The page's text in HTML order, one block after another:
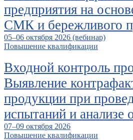
предприятия на
СМК и бережливого
05–06 октября 2026 (вебинар)
Повышение квалификации
Входной контроль
Выявление
продукции при
испытаний и анализе
07–09 октября 2026
Повышение квалификации